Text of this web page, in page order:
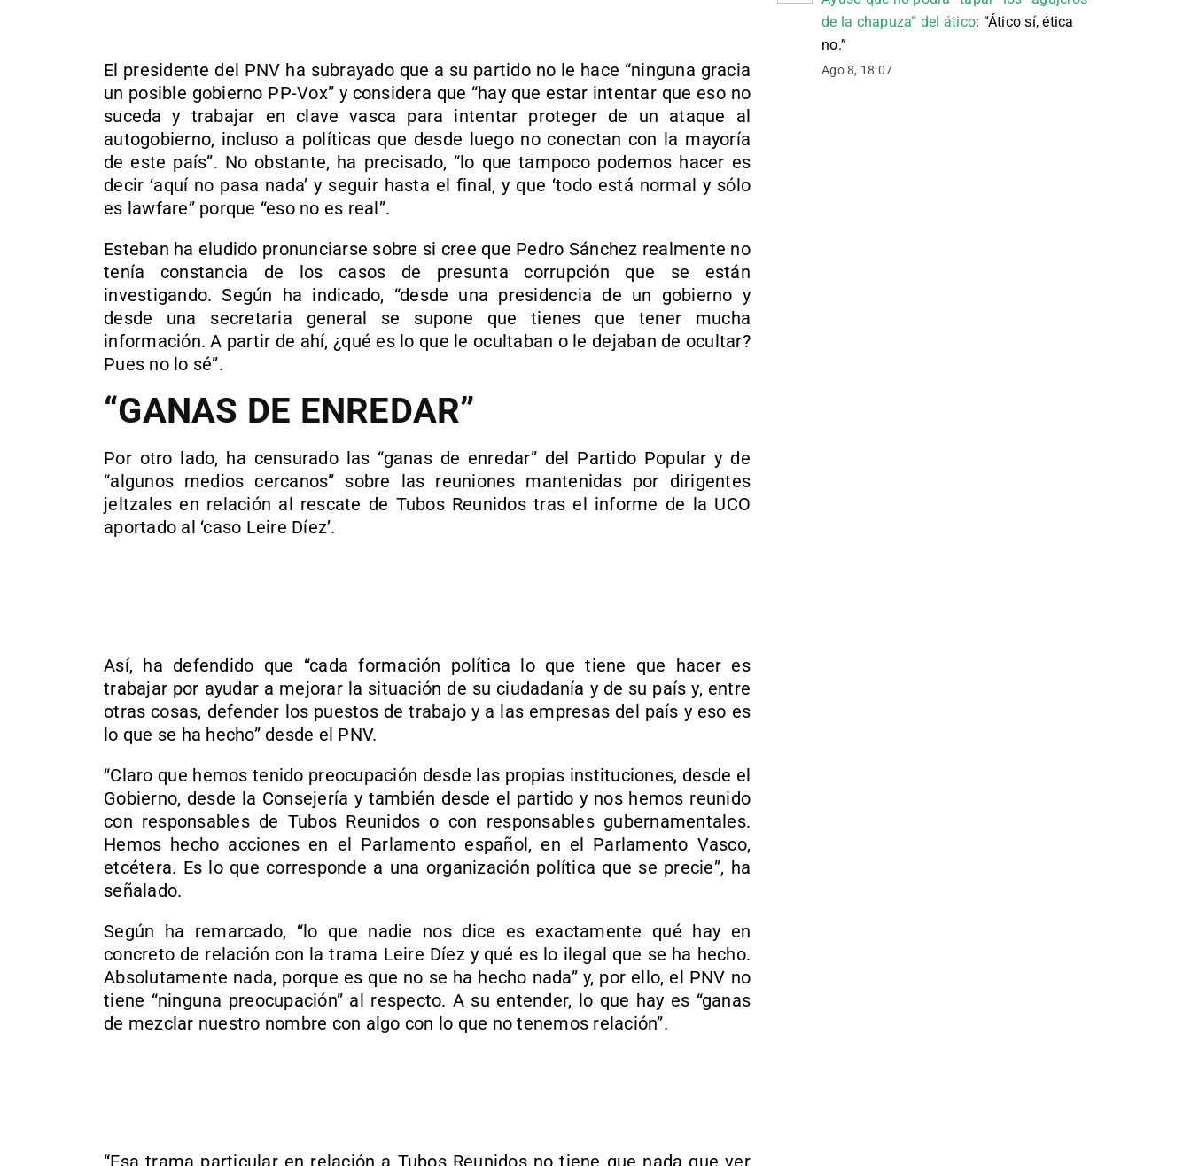
El presidente del PNV ha subrayado que a su partido no le hace “ninguna gracia
un posible gobierno PP-Vox” y considera que “hay que estar intentar que eso no
suceda y trabajar en clave vasca para intentar proteger de un ataque al
autogobierno, incluso a políticas que desde luego no conectan con la mayoría
de este país”. No obstante, ha precisado, “lo que tampoco podemos hacer es
decir ‘aquí no pasa nada’ y seguir hasta el final, y que ‘todo está normal y sólo
es lawfare” porque “eso no es real”.
Esteban ha eludido pronunciarse sobre si cree que Pedro Sánchez realmente no
tenía constancia de los casos de presunta corrupción que se están
investigando. Según ha indicado, “desde una presidencia de un gobierno y
desde una secretaria general se supone que tienes que tener mucha
información. A partir de ahí, ¿qué es lo que le ocultaban o le dejaban de ocultar?
Pues no lo sé”.
“GANAS DE ENREDAR”
Por otro lado, ha censurado las “ganas de enredar” del Partido Popular y de
“algunos medios cercanos” sobre las reuniones mantenidas por dirigentes
jeltzales en relación al rescate de Tubos Reunidos tras el informe de la UCO
aportado al ‘caso Leire Díez’.
Así, ha defendido que “cada formación política lo que tiene que hacer es
trabajar por ayudar a mejorar la situación de su ciudadanía y de su país y, entre
otras cosas, defender los puestos de trabajo y a las empresas del país y eso es
lo que se ha hecho” desde el PNV.
“Claro que hemos tenido preocupación desde las propias instituciones, desde el
Gobierno, desde la Consejería y también desde el partido y nos hemos reunido
con responsables de Tubos Reunidos o con responsables gubernamentales.
Hemos hecho acciones en el Parlamento español, en el Parlamento Vasco,
etcétera. Es lo que corresponde a una organización política que se precie”, ha
señalado.
Según ha remarcado, “lo que nadie nos dice es exactamente qué hay en
concreto de relación con la trama Leire Díez y qué es lo ilegal que se ha hecho.
Absolutamente nada, porque es que no se ha hecho nada” y, por ello, el PNV no
tiene “ninguna preocupación” al respecto. A su entender, lo que hay es “ganas
de mezclar nuestro nombre con algo con lo que no tenemos relación”.
“Esa trama particular en relación a Tubos Reunidos no tiene que nada que ver
de la chapuza” del ático: “Ático sí, ética
no.”
Ago 8, 18:07